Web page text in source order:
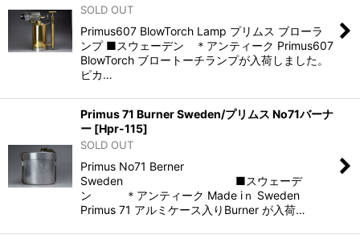
SOLD OUT
Primus607 BlowTorch Lamp プリムス ブローラ
ンプ ■スウェーデン ＊アンティーク Primus607
BlowTorch ブロートーチランプが入荷しました。
ピカ…
Primus 71 Burner Sweden/プリムス No71バーナ
ー [Hpr-115]
SOLD OUT
Primus No71 Berner
Sweden ■スウェーデ
ン ＊アンティーク Made iｎ Sweden
Primus 71 アルミケース入りBurner が入荷…